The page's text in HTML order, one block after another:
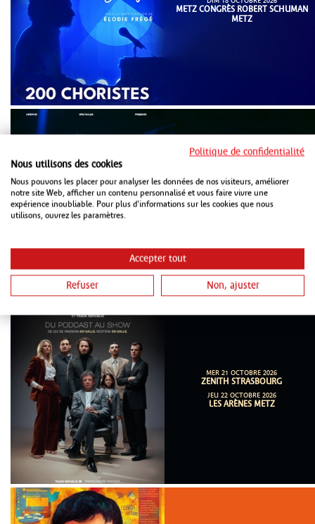
METZ CONGRÈS ROBERT SCHUMAN
METZ
MAR 20 OCTOBRE 2026
ZENITH STRASBOURG
MER 21 OCTOBRE 2026
ZENITH STRASBOURG
JEU 22 OCTOBRE 2026
LES ARÈNES METZ
Politique de confidentialité
Nous utilisons des cookies
Nous pouvons les placer pour analyser les données de nos visiteurs, améliorer
notre site Web, afficher un contenu personnalisé et vous faire vivre une
expérience inoubliable. Pour plus d'informations sur les cookies que nous
utilisons, ouvrez les paramètres.
Accepter tout
Refuser Non, ajuster